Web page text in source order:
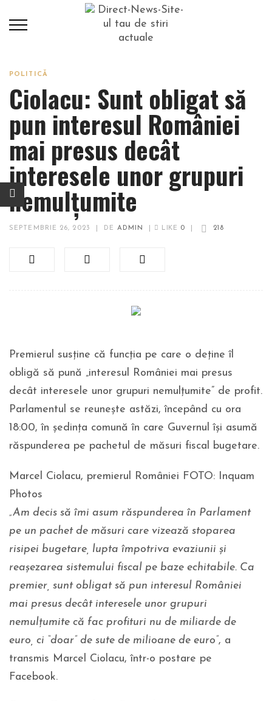
POLITICĂ
Ciolacu: Sunt obligat să
pun interesul României
mai presus decât
interesele unor grupuri
nemulțumite
SEPTEMBRIE 26, 2023 DE ADMIN LIKE 0 218
Premierul susține că funcția pe care o deține îl
obligă să pună „interesul României mai presus
decât interesele unor grupuri nemulțumite” de profit.
Parlamentul se reunește astăzi, începând cu ora
18:00, în ședința comună în care Guvernul își asumă
răspunderea pe pachetul de măsuri fiscal bugetare.
Marcel Ciolacu, premierul României FOTO: Inquam
Photos
„Am decis să îmi asum răspunderea în Parlament
pe un pachet de măsuri care vizează stoparea
risipei bugetare, lupta împotriva evaziunii și
reașezarea sistemului fiscal pe baze echitabile. Ca
premier, sunt obligat să pun interesul României
mai presus decât interesele unor grupuri
nemulțumite că fac profituri nu de miliarde de
euro, ci “doar” de sute de milioane de euro”, a
transmis Marcel Ciolacu, într-o postare pe
Facebook.